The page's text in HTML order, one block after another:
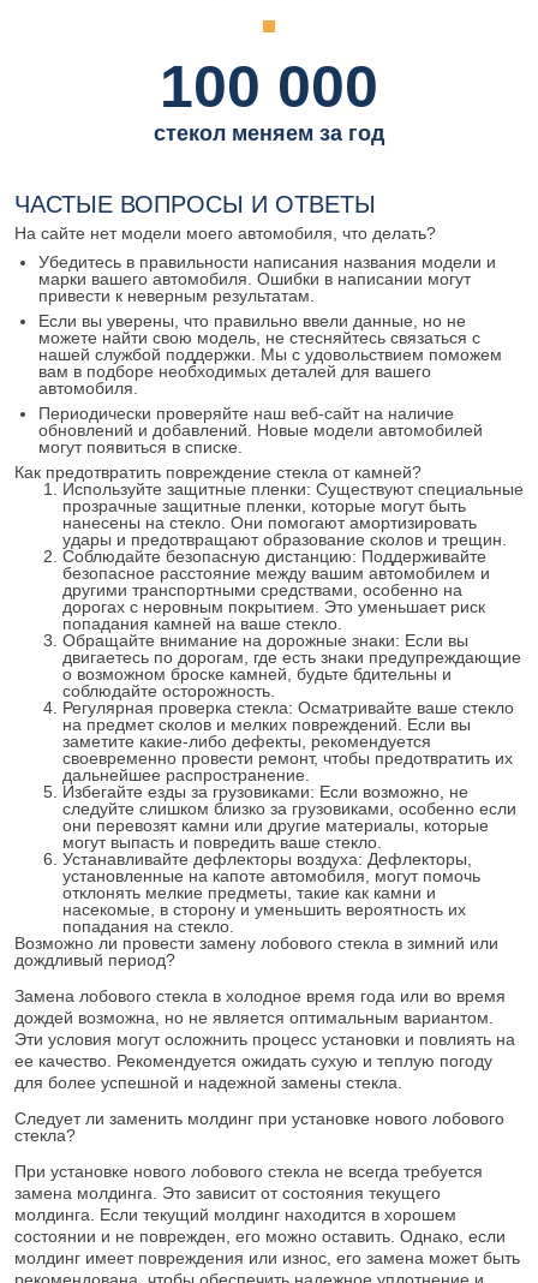
100 000
стекол меняем за год
ЧАСТЫЕ ВОПРОСЫ И ОТВЕТЫ
На сайте нет модели моего автомобиля, что делать?
Убедитесь в правильности написания названия модели и
марки вашего автомобиля. Ошибки в написании могут
привести к неверным результатам.
Если вы уверены, что правильно ввели данные, но не
можете найти свою модель, не стесняйтесь связаться с
нашей службой поддержки. Мы с удовольствием поможем
вам в подборе необходимых деталей для вашего
автомобиля.
Периодически проверяйте наш веб-сайт на наличие
обновлений и добавлений. Новые модели автомобилей
могут появиться в списке.
Как предотвратить повреждение стекла от камней?
Используйте защитные пленки: Существуют специальные
прозрачные защитные пленки, которые могут быть
нанесены на стекло. Они помогают амортизировать
удары и предотвращают образование сколов и трещин.
Соблюдайте безопасную дистанцию: Поддерживайте
безопасное расстояние между вашим автомобилем и
другими транспортными средствами, особенно на
дорогах с неровным покрытием. Это уменьшает риск
попадания камней на ваше стекло.
Обращайте внимание на дорожные знаки: Если вы
двигаетесь по дорогам, где есть знаки предупреждающие
о возможном броске камней, будьте бдительны и
соблюдайте осторожность.
Регулярная проверка стекла: Осматривайте ваше стекло
на предмет сколов и мелких повреждений. Если вы
заметите какие-либо дефекты, рекомендуется
своевременно провести ремонт, чтобы предотвратить их
дальнейшее распространение.
Избегайте езды за грузовиками: Если возможно, не
следуйте слишком близко за грузовиками, особенно если
они перевозят камни или другие материалы, которые
могут выпасть и повредить ваше стекло.
Устанавливайте дефлекторы воздуха: Дефлекторы,
установленные на капоте автомобиля, могут помочь
отклонять мелкие предметы, такие как камни и
насекомые, в сторону и уменьшить вероятность их
попадания на стекло.
Возможно ли провести замену лобового стекла в зимний или
дождливый период?
Замена лобового стекла в холодное время года или во время
дождей возможна, но не является оптимальным вариантом.
Эти условия могут осложнить процесс установки и повлиять на
ее качество. Рекомендуется ожидать сухую и теплую погоду
для более успешной и надежной замены стекла.
Следует ли заменить молдинг при установке нового лобового
стекла?
При установке нового лобового стекла не всегда требуется
замена молдинга. Это зависит от состояния текущего
молдинга. Если текущий молдинг находится в хорошем
состоянии и не поврежден, его можно оставить. Однако, если
молдинг имеет повреждения или износ, его замена может быть